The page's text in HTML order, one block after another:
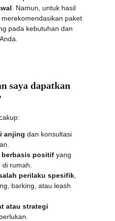
. Namun, untuk hasil
paket
pada kebutuhan dan
saya dapatkan
anjing dan konsultasi
berbasis positif yang
rumah.
perilaku spesifik
barking, atau leash
atau strategi